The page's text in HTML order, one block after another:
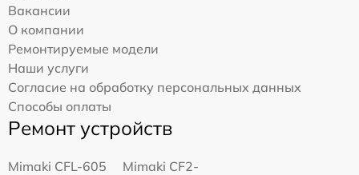
Вакансии
О компании
Ремонтируемые модели
Наши услуги
Согласие на обработку персональных данных
Способы оплаты
Ремонт устройств
Mimaki CFL-605
Mimaki CF2-